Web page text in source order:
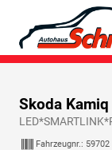
Skoda Kamiq
Fahrzeugnr.: 59702